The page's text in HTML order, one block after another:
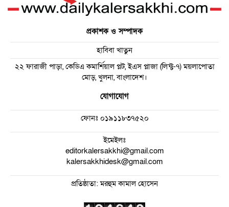
প্রকাশক ও সম্পাদক
হাবিবা খাতুন
২২ ফারাজী পাড়া, কেডিএ কমার্শিয়াল প্লট, ইএস প্লাজা (লিফ্ট-৭) ময়লাপোতা
মোড়, খুলনা, বাংলাদেশ।
যোগাযোগ
ফোনঃ০১৯১১৮৩৭৫২০
ইমেইলঃ
editorkalersakkhi@gmail.com
kalersakkhidesk@gmail.com
প্রতিষ্ঠাতা: মরহুম কামাল হোসেন